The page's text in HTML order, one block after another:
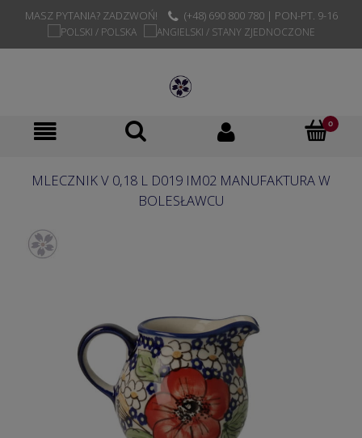
MASZ PYTANIA? ZADZWOŃ! (+48) 690 800 780 | PON-PT. 9-16
MLECZNIK V 0,18 L D019 IM02 MANUFAKTURA W
BOLESŁAWCU